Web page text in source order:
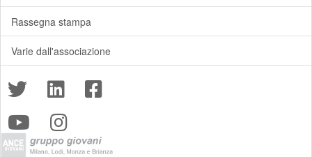
Rassegna stampa
Varie dall'associazione